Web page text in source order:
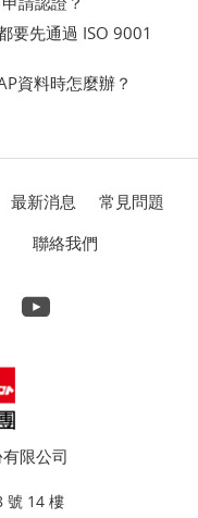
要先通過 ISO 9001
資料時怎麼辦？
最新消息
常見問題
聯絡我們
限公司
號 14 樓